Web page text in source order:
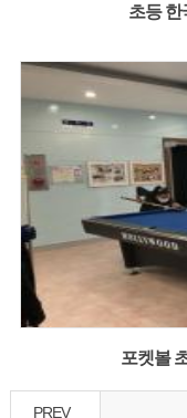
초등 한
포켓볼
PREV